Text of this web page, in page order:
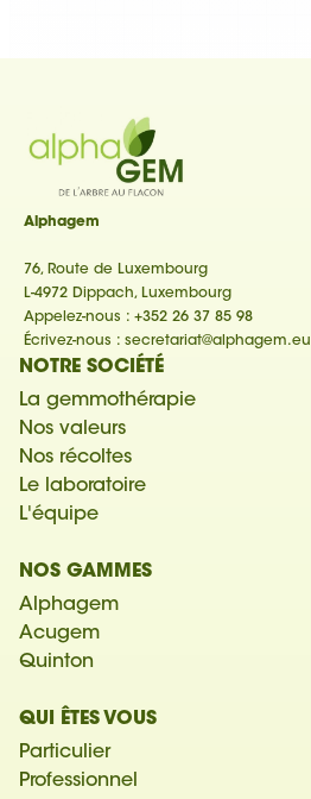
Alphagem
76, Route de Luxembourg
L-4972 Dippach, Luxembourg
Appelez-nous : +352 26 37 85 98
Écrivez-nous : secretariat@alphagem.eu
NOTRE SOCIÉTÉ
La gemmothérapie
Nos valeurs
Nos récoltes
Le laboratoire
L'équipe
NOS GAMMES
Alphagem
Acugem
Quinton
QUI ÊTES VOUS
Particulier
Professionnel